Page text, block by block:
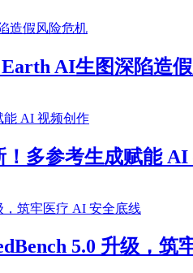
AI生图深陷造
多参考生成赋能
5.0 升级，筑